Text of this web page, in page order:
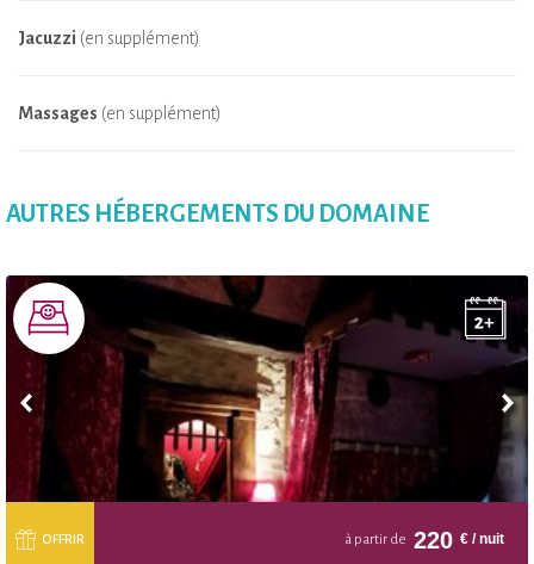
Jacuzzi (en supplément)
Massages (en supplément)
AUTRES HÉBERGEMENTS DU DOMAINE
OFFRIR à partir de 220 € / nuit